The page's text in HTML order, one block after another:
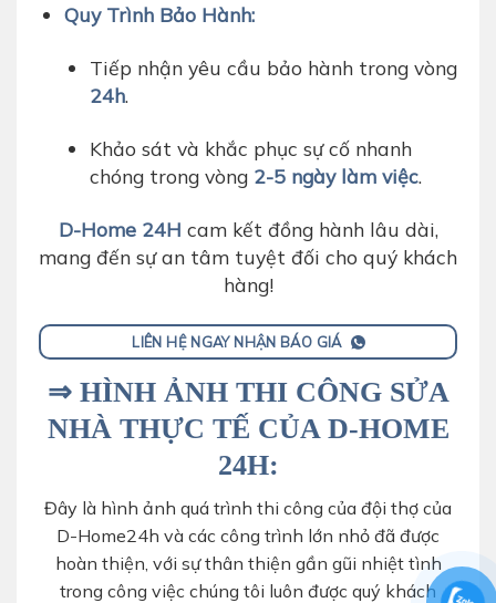
Quy Trình Bảo Hành:
Tiếp nhận yêu cầu bảo hành trong vòng
24h.
Khảo sát và khắc phục sự cố nhanh
chóng trong vòng 2-5 ngày làm việc.
D-Home 24H cam kết đồng hành lâu dài,
mang đến sự an tâm tuyệt đối cho quý khách
hàng!
LIÊN HỆ NGAY NHẬN BÁO GIÁ
⇒ HÌNH ẢNH THI CÔNG SỬA
NHÀ THỰC TẾ CỦA D-HOME
24H:
Đây là hình ảnh quá trình thi công của đội thợ của
D-Home24h và các công trình lớn nhỏ đã được
hoàn thiện, với sự thân thiện gần gũi nhiệt tình
trong công việc chúng tôi luôn được quý khách